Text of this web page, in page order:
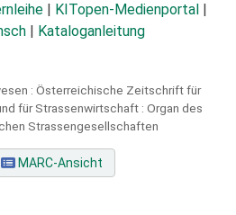
KITopen-Medienportal
Kataloganleitung
: Österreichische Zeitschrift für
für Strassenwirtschaft : Organ des
Strassengesellschaften
MARC-Ansicht